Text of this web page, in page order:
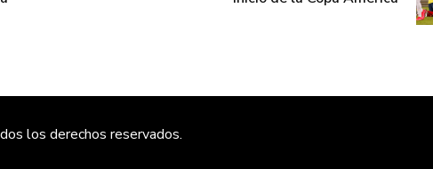
los derechos reservados.